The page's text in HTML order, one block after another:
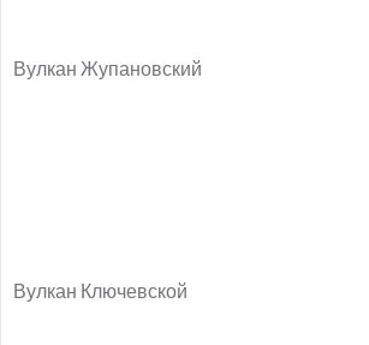
Вулкан Жупановский
Вулкан Ключевской